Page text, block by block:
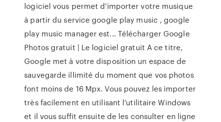
logiciel vous permet d'importer votre musique
à partir du service google play music , google
play music manager est... Télécharger Google
Photos gratuit | Le logiciel gratuit A ce titre,
Google met à votre disposition un espace de
sauvegarde illimité du moment que vos photos
font moins de 16 Mpx. Vous pouvez les importer
très facilement en utilisant l’utilitaire Windows
et il vous suffit ensuite de les consulter en ligne